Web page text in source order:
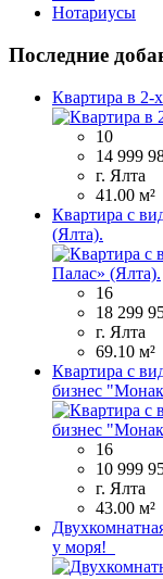
Нотариусы
Последние
Квартира в 2-
10
14 999
г. Ялта
41.00 м²
Квартира с
(Ялта).
16
18 299
г. Ялта
69.10 м²
Квартира с
бизнес
16
10 999
г. Ялта
43.00 м²
у моря!